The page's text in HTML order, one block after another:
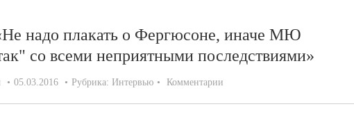
надо плакать о Фергюсоне, иначе МЮ
со всеми неприятными последствиями»
05.03.2016 Рубрика: Интервью Комментарии